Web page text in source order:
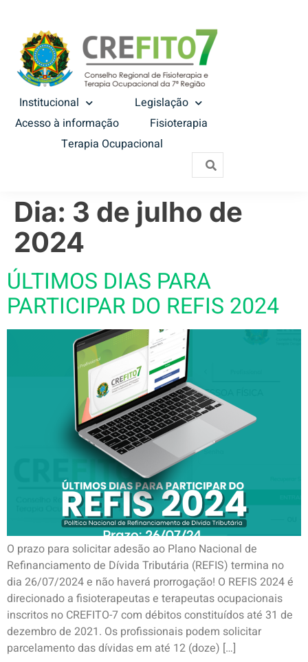
Institucional
Legislação
Acesso à informação
Fisioterapia
Terapia Ocupacional
Dia: 3 de julho de
2024
ÚLTIMOS DIAS PARA
PARTICIPAR DO REFIS 2024
O prazo para solicitar adesão ao Plano Nacional de
Refinanciamento de Dívida Tributária (REFIS) termina no
dia 26/07/2024 e não haverá prorrogação! O REFIS 2024 é
direcionado a fisioterapeutas e terapeutas ocupacionais
inscritos no CREFITO-7 com débitos constituídos até 31 de
dezembro de 2021. Os profissionais podem solicitar
parcelamento das dívidas em até 12 (doze) […]